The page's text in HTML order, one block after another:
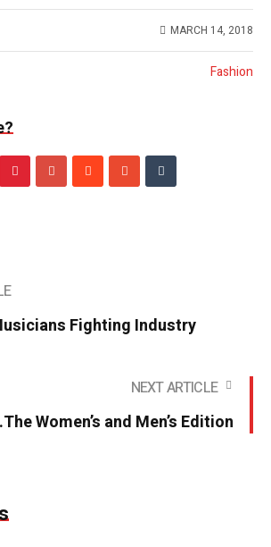
MARCH 14, 2018
Fashion
Fighting Industry
NEXT ARTICLE
Women’s and Men’s Edition